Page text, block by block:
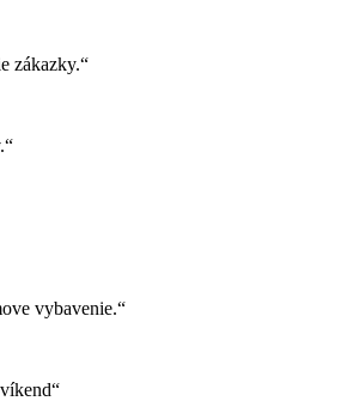
zákazky.“
vybavenie.“